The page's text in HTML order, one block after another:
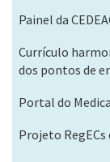
Painel da
Currículo
dos pontos de
Portal do
Projeto RegECs